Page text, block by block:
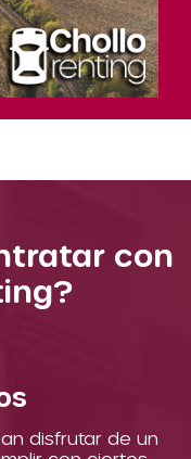
con
disfrutar de un